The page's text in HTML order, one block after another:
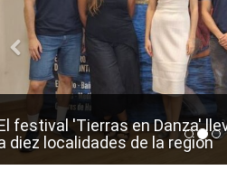
festival 'Tierras en Danza'
diez localidades de la región